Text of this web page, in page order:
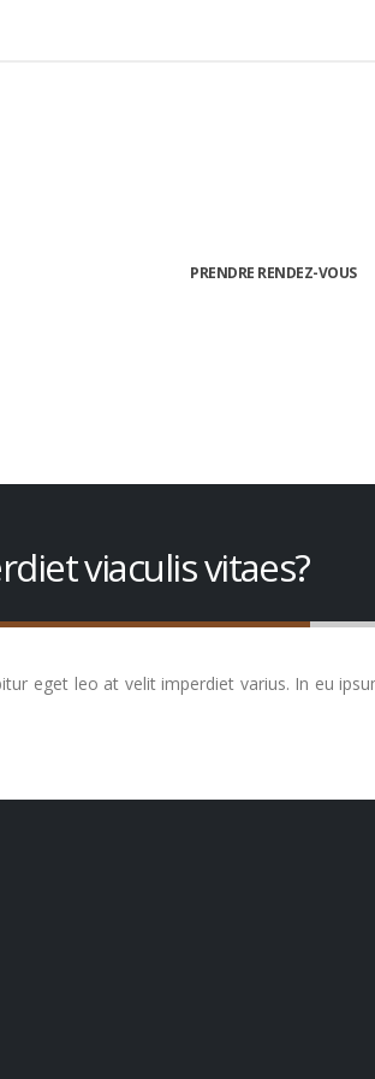
PRENDRE RENDEZ-VOUS
viaculis vitaes?
eget leo at velit imperdiet varius. In eu